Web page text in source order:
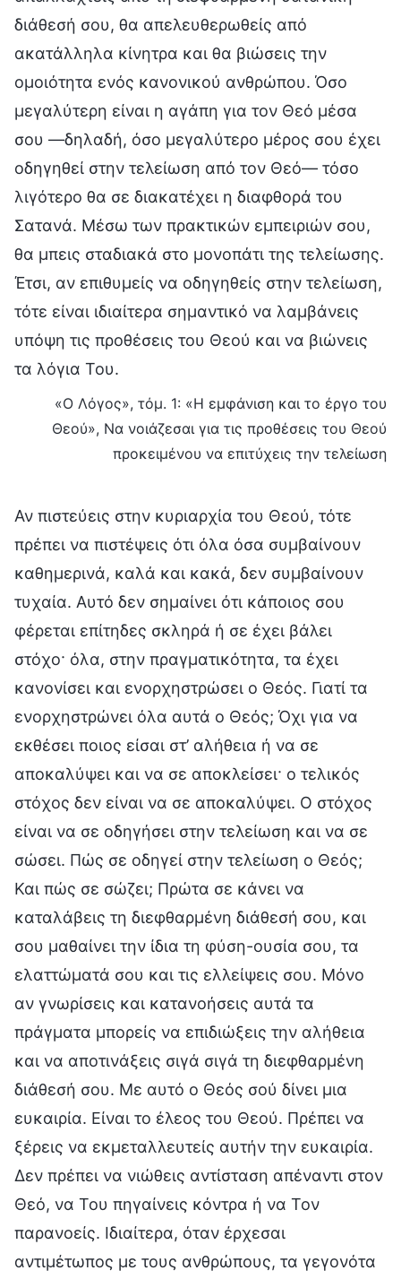
διάθεσή σου, θα απελευθερωθείς από
ακατάλληλα κίνητρα και θα βιώσεις την
ομοιότητα ενός κανονικού ανθρώπου. Όσο
μεγαλύτερη είναι η αγάπη για τον Θεό μέσα
σου —δηλαδή, όσο μεγαλύτερο μέρος σου έχει
οδηγηθεί στην τελείωση από τον Θεό— τόσο
λιγότερο θα σε διακατέχει η διαφθορά του
Σατανά. Μέσω των πρακτικών εμπειριών σου,
θα μπεις σταδιακά στο μονοπάτι της τελείωσης.
Έτσι, αν επιθυμείς να οδηγηθείς στην τελείωση,
τότε είναι ιδιαίτερα σημαντικό να λαμβάνεις
υπόψη τις προθέσεις του Θεού και να βιώνεις
τα λόγια Του.
«Ο Λόγος», τόμ. 1: «Η εμφάνιση και το έργο του
Θεού», Να νοιάζεσαι για τις προθέσεις του Θεού
προκειμένου να επιτύχεις την τελείωση
Αν πιστεύεις στην κυριαρχία του Θεού, τότε
πρέπει να πιστέψεις ότι όλα όσα συμβαίνουν
καθημερινά, καλά και κακά, δεν συμβαίνουν
τυχαία. Αυτό δεν σημαίνει ότι κάποιος σου
φέρεται επίτηδες σκληρά ή σε έχει βάλει
στόχο· όλα, στην πραγματικότητα, τα έχει
κανονίσει και ενορχηστρώσει ο Θεός. Γιατί τα
ενορχηστρώνει όλα αυτά ο Θεός; Όχι για να
εκθέσει ποιος είσαι στ’ αλήθεια ή να σε
αποκαλύψει και να σε αποκλείσει· ο τελικός
στόχος δεν είναι να σε αποκαλύψει. Ο στόχος
είναι να σε οδηγήσει στην τελείωση και να σε
σώσει. Πώς σε οδηγεί στην τελείωση ο Θεός;
Και πώς σε σώζει; Πρώτα σε κάνει να
καταλάβεις τη διεφθαρμένη διάθεσή σου, και
σου μαθαίνει την ίδια τη φύση-ουσία σου, τα
ελαττώματά σου και τις ελλείψεις σου. Μόνο
αν γνωρίσεις και κατανοήσεις αυτά τα
πράγματα μπορείς να επιδιώξεις την αλήθεια
και να αποτινάξεις σιγά σιγά τη διεφθαρμένη
διάθεσή σου. Με αυτό ο Θεός σού δίνει μια
ευκαιρία. Είναι το έλεος του Θεού. Πρέπει να
ξέρεις να εκμεταλλευτείς αυτήν την ευκαιρία.
Δεν πρέπει να νιώθεις αντίσταση απέναντι στον
Θεό, να Του πηγαίνεις κόντρα ή να Τον
παρανοείς. Ιδιαίτερα, όταν έρχεσαι
αντιμέτωπος με τους ανθρώπους, τα γεγονότα